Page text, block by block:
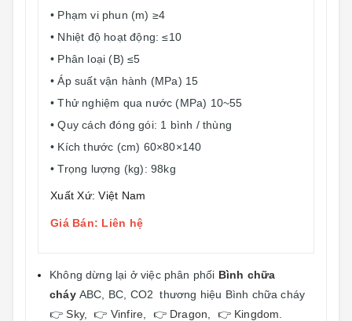
• Phạm vi phun (m) ≥4
• Nhiệt độ hoạt động: ≤10
• Phân loại (B) ≤5
• Áp suất vận hành (MPa) 15
• Thử nghiệm qua nước (MPa) 10~55
• Quy cách đóng gói: 1 bình / thùng
• Kích thước (cm) 60×80×140
• Trọng lượng (kg): 98kg
Xuất Xứ: Việt Nam
Giá Bán: Liên hệ
Không dừng lại ở việc phân phối Bình chữa
cháy ABC, BC, CO2 thương hiệu Bình chữa cháy
👉Sky, 👉 Vinfire , 👉 Dragon , 👉 Kingdom